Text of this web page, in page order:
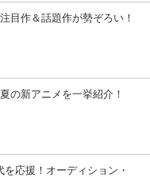
目作＆話題作が勢ぞろい！
の新アニメを一挙紹介！
応援！オーディション・